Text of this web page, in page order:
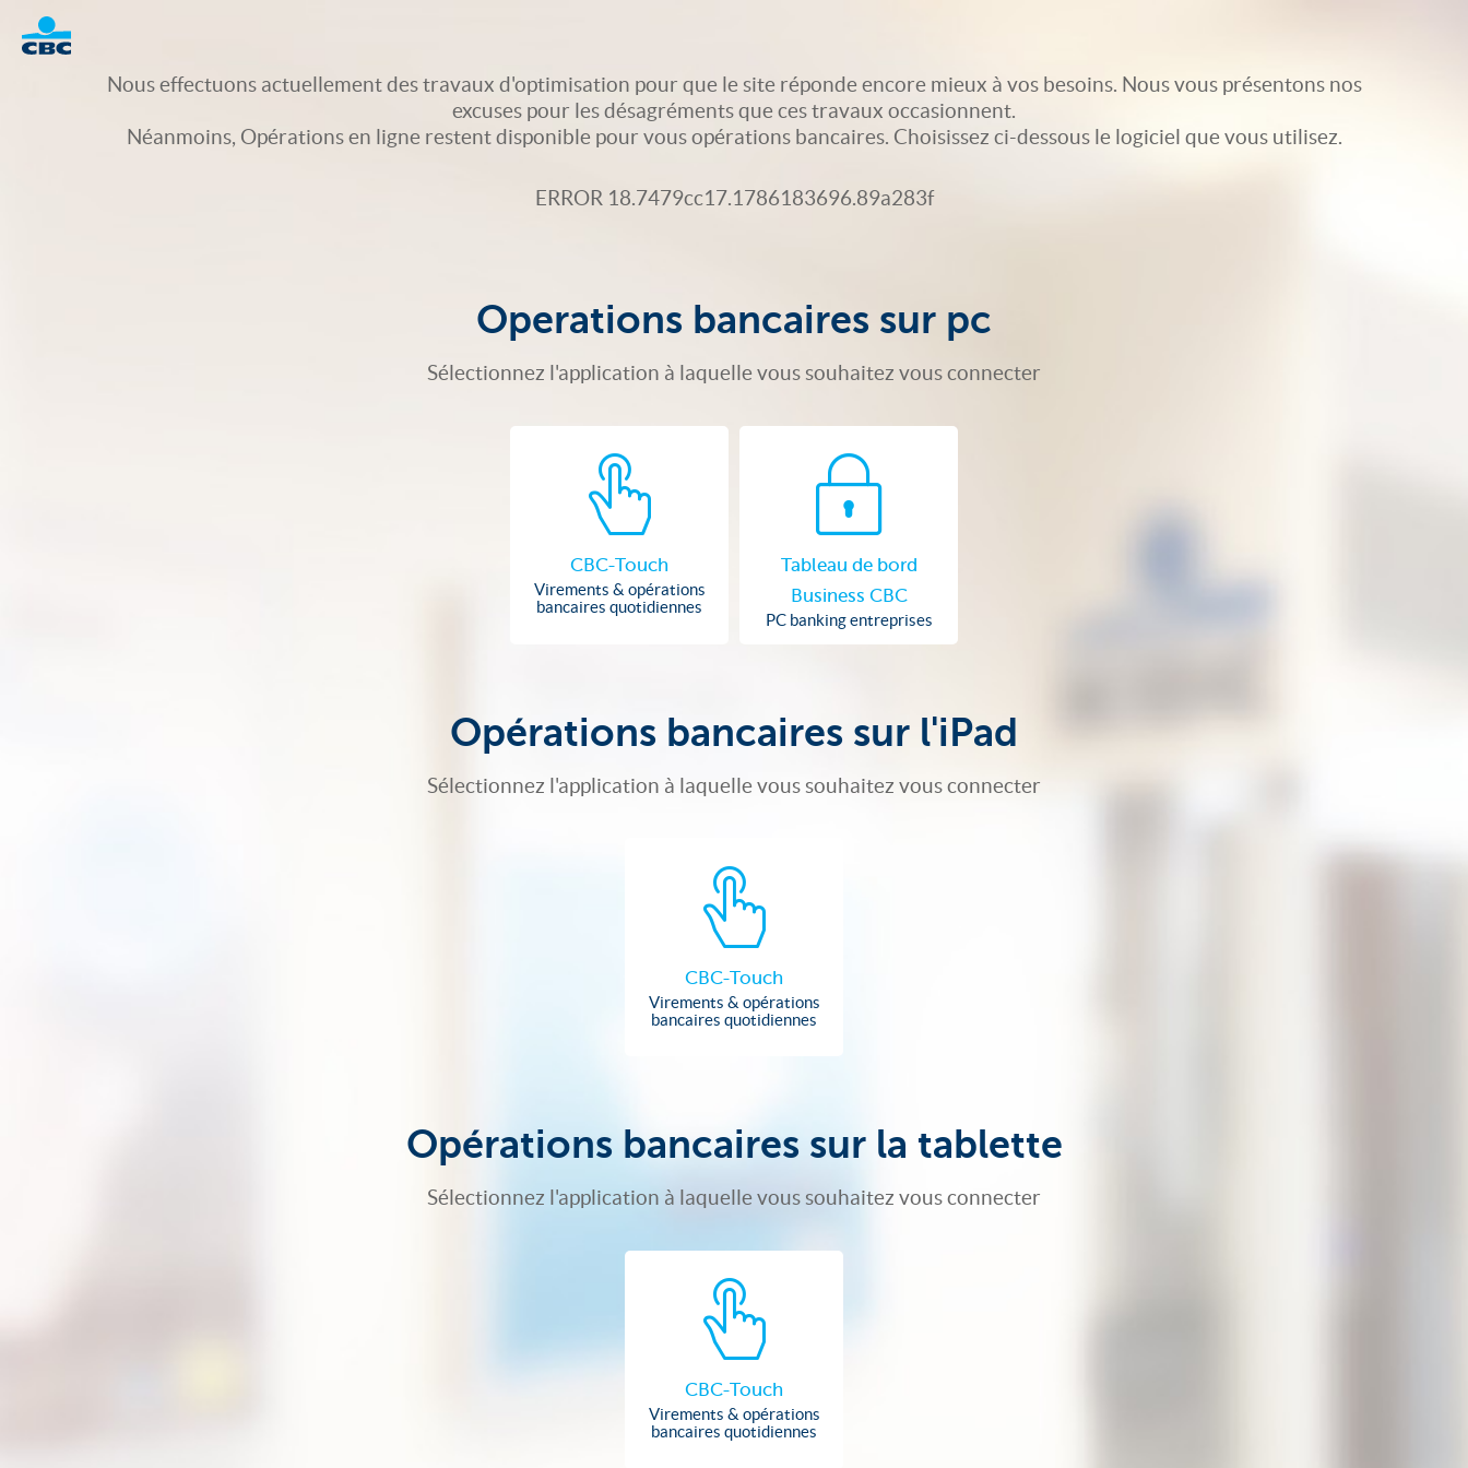
Nous effectuons actuellement des travaux d'optimisation pour que le site réponde encore mieux à vos besoins. Nous vous présentons nos
excuses pour les désagréments que ces travaux occasionnent.
Néanmoins, Opérations en ligne restent disponible pour vous opérations bancaires. Choisissez ci-dessous le logiciel que vous utilisez.
ERROR 18.7479cc17.1786183696.89a283f
Operations bancaires sur pc
Sélectionnez l'application à laquelle vous souhaitez vous connecter
CBC-Touch
Virements & opérations
bancaires quotidiennes
Tableau de bord
Business CBC
PC banking entreprises
Opérations bancaires sur l'iPad
Sélectionnez l'application à laquelle vous souhaitez vous connecter
CBC-Touch
Virements & opérations
bancaires quotidiennes
Opérations bancaires sur la tablette
Sélectionnez l'application à laquelle vous souhaitez vous connecter
CBC-Touch
Virements & opérations
bancaires quotidiennes